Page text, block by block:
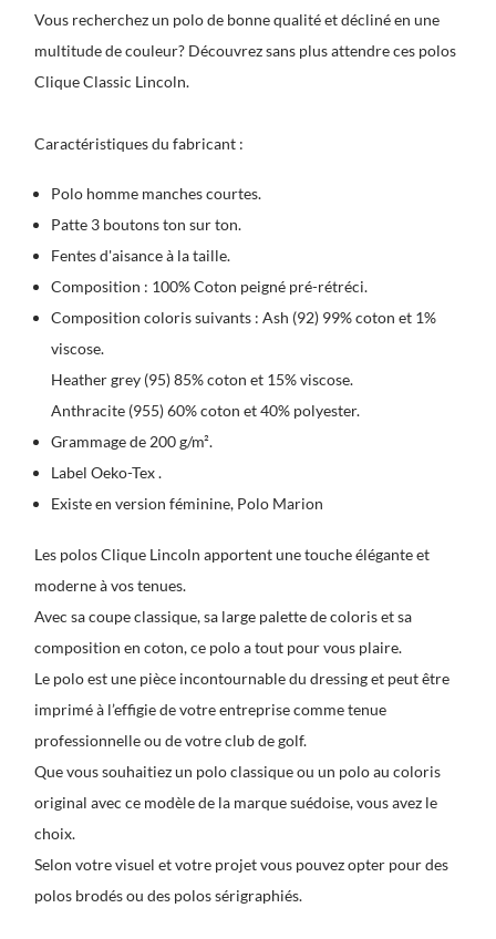
Vous recherchez un polo de bonne qualité et décliné en une
multitude de couleur? Découvrez sans plus attendre ces polos
Clique Classic Lincoln.
Caractéristiques du fabricant :
Polo homme manches courtes.
Patte 3 boutons ton sur ton.
Fentes d'aisance à la taille.
Composition : 100% Coton peigné pré-rétréci.
Composition coloris suivants : Ash (92) 99% coton et 1%
viscose.
Heather grey (95) 85% coton et 15% viscose.
Anthracite (955) 60% coton et 40% polyester.
Grammage de 200 g/m².
Label Oeko-Tex .
Existe en version féminine, Polo Marion
Les polos Clique Lincoln apportent une touche élégante et
moderne à vos tenues.
Avec sa coupe classique, sa large palette de coloris et sa
composition en coton, ce polo a tout pour vous plaire.
Le polo est une pièce incontournable du dressing et peut être
imprimé à l’effigie de votre entreprise comme tenue
professionnelle ou de votre club de golf.
Que vous souhaitiez un polo classique ou un polo au coloris
original avec ce modèle de la marque suédoise, vous avez le
choix.
Selon votre visuel et votre projet vous pouvez opter pour des
polos brodésou des polos sérigraphiés.